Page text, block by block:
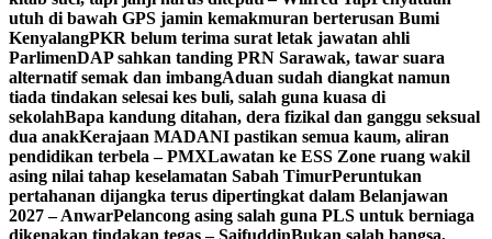
utuh di bawah GPS jamin kemakmuran berterusan Bumi
KenyalangPKR belum terima surat letak jawatan ahli
ParlimenDAP sahkan tanding PRN Sarawak, tawar suara
alternatif semak dan imbangAduan sudah diangkat namun
tiada tindakan selesai kes buli, salah guna kuasa di
sekolahBapa kandung ditahan, dera fizikal dan ganggu seksual
dua anakKerajaan MADANI pastikan semua kaum, aliran
pendidikan terbela – PMXLawatan ke ESS Zone ruang wakil
asing nilai tahap keselamatan Sabah TimurPeruntukan
pertahanan dijangka terus dipertingkat dalam Belanjawan
2027 – AnwarPelancong asing salah guna PLS untuk berniaga